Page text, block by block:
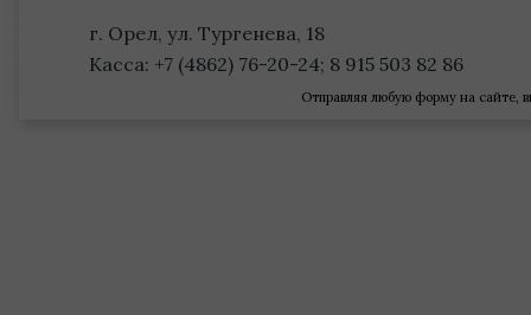
г. Орел, ул. Тургенева, 18
Касса: +7 (4862) 76-20-24; 8 915 503 82 86
Отправляя любую форму на сайте,